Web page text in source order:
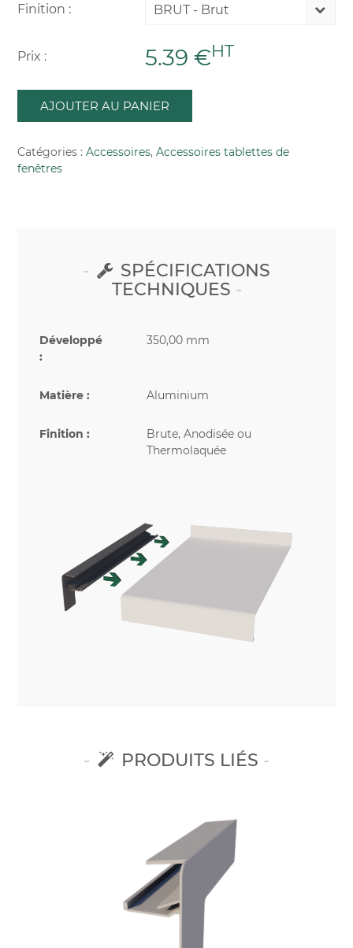
Finition : BRUT - Brut
Prix : 5.39 €HT
AJOUTER AU PANIER
Catégories : Accessoires, Accessoires tablettes de
fenêtres
SPÉCIFICATIONS
TECHNIQUES
Développé
:
350,00 mm
Matière : Aluminium
Finition :
Brute, Anodisée ou
Thermolaquée
PRODUITS LIÉS